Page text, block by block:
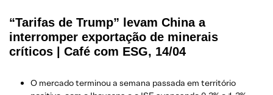
“Tarifas de Trump” levam China a
interromper exportação de minerais
críticos | Café com ESG, 14/04
O mercado terminou a semana passada em território